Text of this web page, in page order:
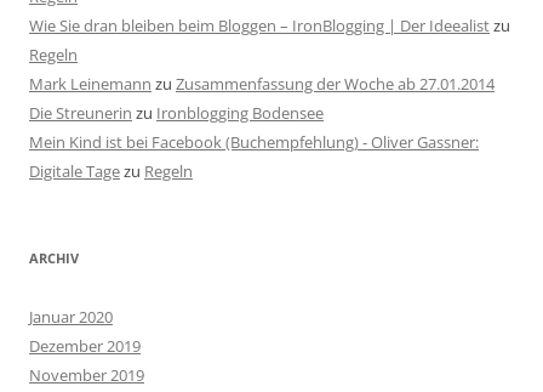
Wie Sie dran bleiben beim Bloggen – IronBlogging | Der Ideealistzu
Regeln
Mark Leinemann zu Zusammenfassung der Woche ab 27.01.2014
Die Streunerin zu Ironblogging Bodensee
Mein Kind ist bei Facebook (Buchempfehlung) - Oliver Gassner:
Digitale Tagezu Regeln
ARCHIV
Januar 2020
Dezember 2019
November 2019